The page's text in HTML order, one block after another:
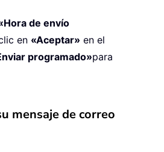
de envío
en «Aceptar» en el
programado»para
mensaje de correo